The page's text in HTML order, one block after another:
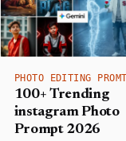
PHOTO EDITING PROMT
100+ Trending
instagram Photo
Prompt 2026